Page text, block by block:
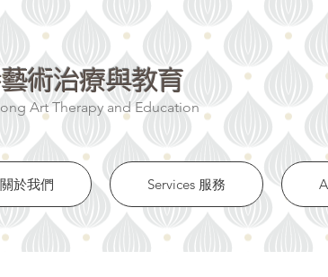
術治療與教育
Art Therapy and Education​
於我們 Services 服務